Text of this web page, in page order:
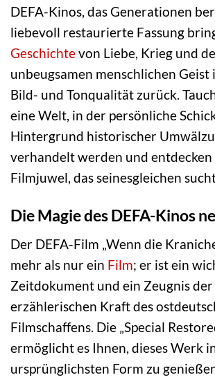
DEFA-Kinos, das Generationen
liebevoll restaurierte Fassung
Geschichtevon Liebe, Krieg und
unbeugsamen menschlichen
Bild- und Tonqualität zurück.
eine Welt, in der persönliche
Hintergrund historischer
verhandelt werden und entdecken
Filmjuwel, das seinesgleichen
Die Magie des DEFA-Kinos
Der DEFA-Film „Wenn die
mehr als nur ein Film; er ist ein
Zeitdokument und ein Zeugnis der
erzählerischen Kraft des
Filmschaffens. Die „Special
ermöglicht es Ihnen, dieses Werk
ursprünglichsten Form zu